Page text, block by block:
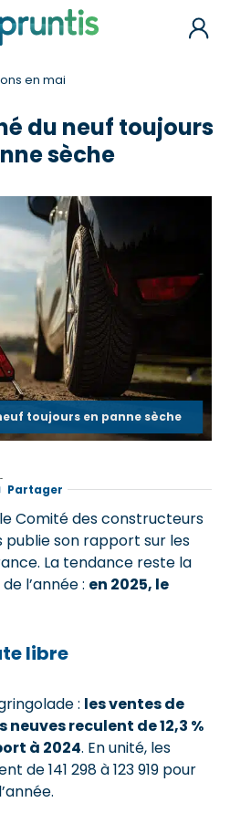
en mai
du neuf toujours
sèche
toujours en panne sèche
Partager
Comité des constructeurs
son rapport sur les
La tendance reste la
l’année : en 2025, le
libre
: les ventes de
reculent de 12,3 %
à 2024. En unité, les
de 141 298 à 123 919 pour